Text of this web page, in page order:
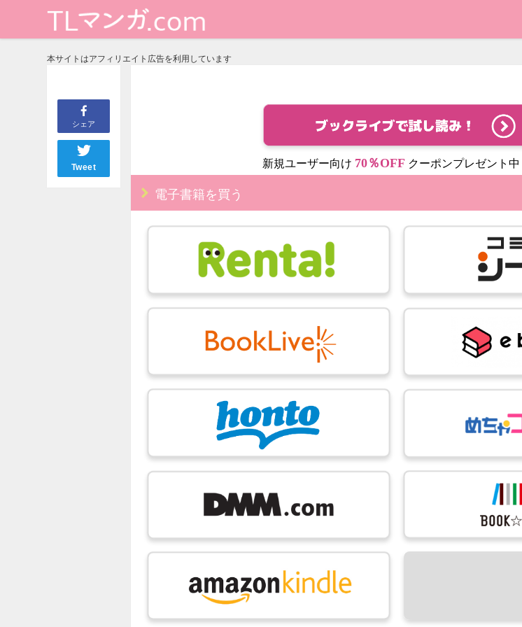
本サイトはアフィリエイト広告を利用しています
シェア
Tweet 新規ユーザー向け 70％OFF クーポンプレゼント中
電子書籍を買う